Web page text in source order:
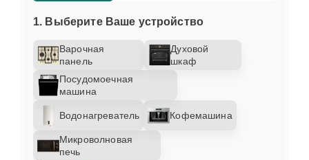
1. Выберите Ваше устройство
Варочная
панель
Духовой
шкаф
Посудомоечная
машина
Водонагреватель Кофемашина
Микроволновая
печь